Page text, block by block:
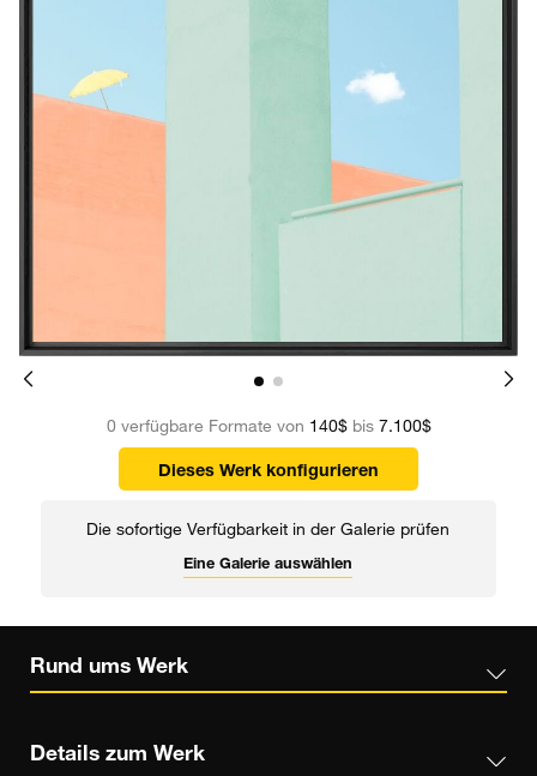
0 verfügbare Formate von 140$bis 7.100$
Dieses Werk konfigurieren
Die sofortige Verfügbarkeit in der Galerie prüfen
Eine Galerie auswählen
Rund ums Werk
Details zum Werk